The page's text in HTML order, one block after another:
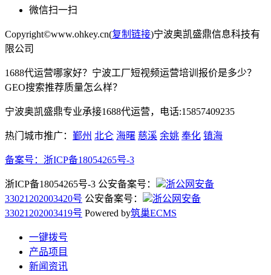
微信扫一扫
Copyright©www.ohkey.cn(复制链接)宁波奥凯盛鼎信息科技有
限公司
1688代运营哪家好？宁波工厂短视频运营培训报价是多少？
GEO搜索推荐质量怎么样？
宁波奥凯盛鼎专业承接1688代运营，电话:15857409235
热门城市推广： 鄞州 北仑 海曙 慈溪 余姚 奉化 镇海
备案号： 浙ICP备18054265号-3
浙ICP备18054265号-3 公安备案号：
浙公网安备
33021202003420号 公安备案号：
浙公网安备
33021202003419号 Powered by筑巢ECMS
一键拨号
产品项目
新闻资讯